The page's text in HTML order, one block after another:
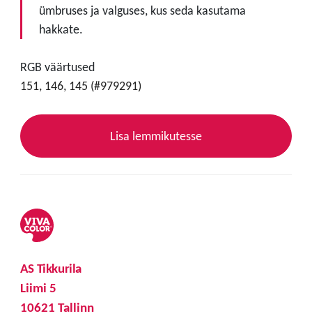
ümbruses ja valguses, kus seda kasutama
hakkate.
RGB väärtused
151, 146, 145 (#979291)
Lisa lemmikutesse
AS Tikkurila
Liimi 5
10621 Tallinn